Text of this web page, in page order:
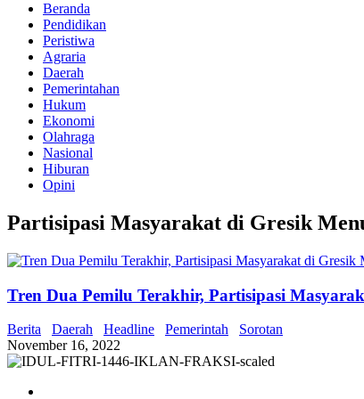
Beranda
Pendidikan
Peristiwa
Agraria
Daerah
Pemerintahan
Hukum
Ekonomi
Olahraga
Nasional
Hiburan
Opini
Partisipasi Masyarakat di Gresik
Tren Dua Pemilu Terakhir, Partisipasi
Berita Daerah Headline Pemerintah
Sorotan
November 16, 2022